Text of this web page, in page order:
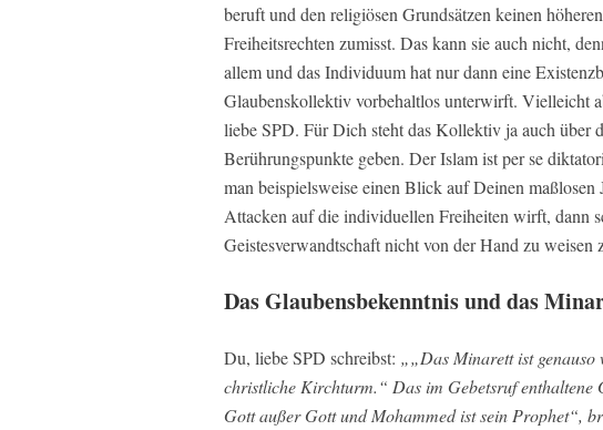
beruft und den religiösen Grundsätzen keinen
Freiheitsrechten zumisst. Das kann sie auch nicht,
allem und das Individuum hat nur dann eine
Glaubenskollektiv vorbehaltlos unterwirft. Vielleicht
liebe SPD. Für Dich steht das Kollektiv ja auch über
Berührungspunkte geben. Der Islam ist per se
man beispielsweise einen Blick auf Deinen maßlosen
Attacken auf die individuellen Freiheiten wirft, dann
Geistesverwandtschaft nicht von der Hand zu weisen
Das Glaubensbekenntnis und das
Du, liebe SPD schreibst: „„Das Minarett ist
christliche Kirchturm.“ Das im Gebetsruf enthaltene
Gott außer Gott und Mohammed ist sein Prophet“,